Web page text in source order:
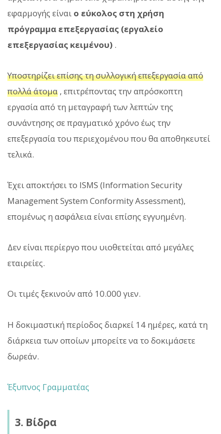
εφαρμογής είναι ο εύκολος στη χρήση
πρόγραμμα επεξεργασίας (εργαλείο
επεξεργασίας κειμένου) .
Υποστηρίζει επίσης τη συλλογική επεξεργασία από
πολλά άτομα , επιτρέποντας την απρόσκοπτη
εργασία από τη μεταγραφή των λεπτών της
συνάντησης σε πραγματικό χρόνο έως την
επεξεργασία του περιεχομένου που θα αποθηκευτεί
τελικά.
Έχει αποκτήσει το ISMS (Information Security
Management System Conformity Assessment),
επομένως η ασφάλεια είναι επίσης εγγυημένη.
Δεν είναι περίεργο που υιοθετείται από μεγάλες
εταιρείες.
Οι τιμές ξεκινούν από 10.000 γιεν.
Η δοκιμαστική περίοδος διαρκεί 14 ημέρες, κατά τη
διάρκεια των οποίων μπορείτε να το δοκιμάσετε
δωρεάν.
Έξυπνος Γραμματέας
3. Βίδρα